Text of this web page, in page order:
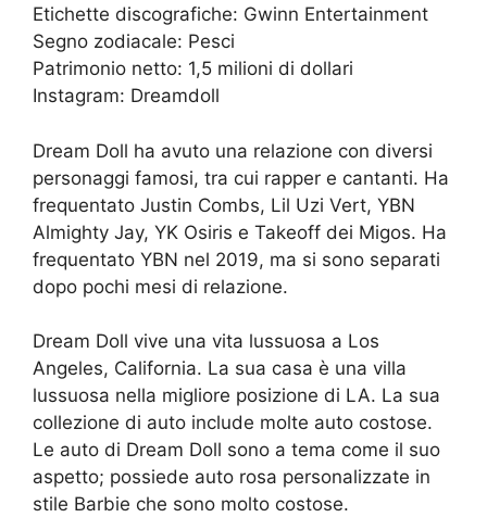
Etichette discografiche: Gwinn Entertainment
Segno zodiacale: Pesci
Patrimonio netto: 1,5 milioni di dollari
Instagram: Dreamdoll
Dream Doll ha avuto una relazione con diversi
personaggi famosi, tra cui rapper e cantanti. Ha
frequentato Justin Combs, Lil Uzi Vert, YBN
Almighty Jay, YK Osiris e Takeoff dei Migos. Ha
frequentato YBN nel 2019, ma si sono separati
dopo pochi mesi di relazione.
Dream Doll vive una vita lussuosa a Los
Angeles, California. La sua casa è una villa
lussuosa nella migliore posizione di LA. La sua
collezione di auto include molte auto costose.
Le auto di Dream Doll sono a tema come il suo
aspetto; possiede auto rosa personalizzate in
stile Barbie che sono molto costose.